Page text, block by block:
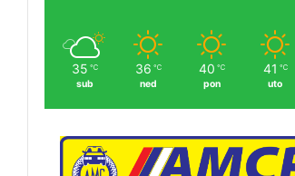
35 ℃
sub
36 ℃
ned
40 ℃
pon
41 ℃
uto